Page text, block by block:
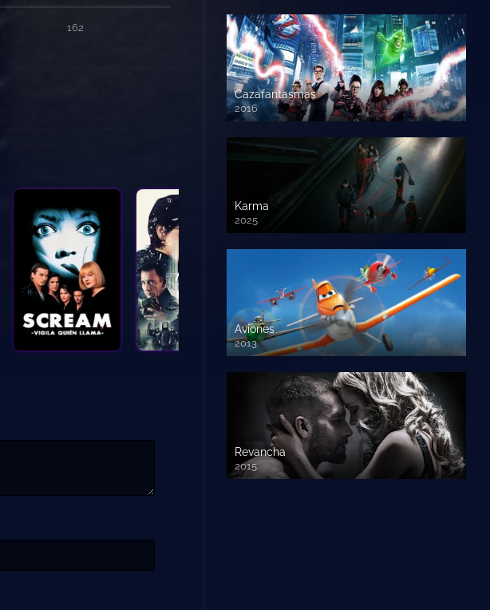
162
Cazafantasmas
2016
720p HD
Karma
2025
Aviones
2013
720 HD
Revancha
2015
720p HD